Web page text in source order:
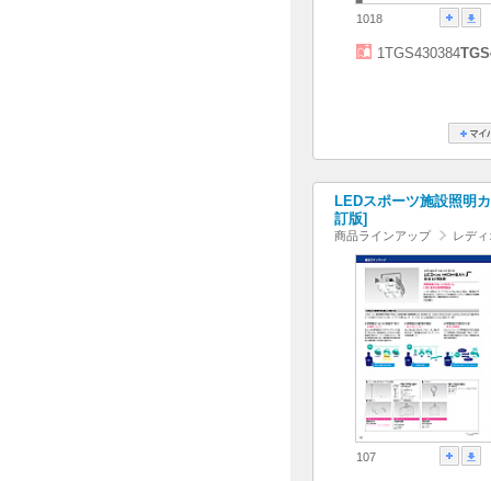
1018
1TGS430384
LEDスポーツ施設照明
訂版]
商品ラインアップ レデ
107